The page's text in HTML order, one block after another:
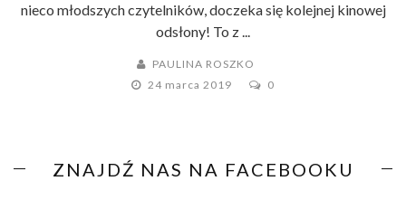
nieco młodszych czytelników, doczeka się kolejnej kinowej
odsłony! To z ...
PAULINA ROSZKO
24 marca 2019
0
ZNAJDŹ NAS NA FACEBOOKU